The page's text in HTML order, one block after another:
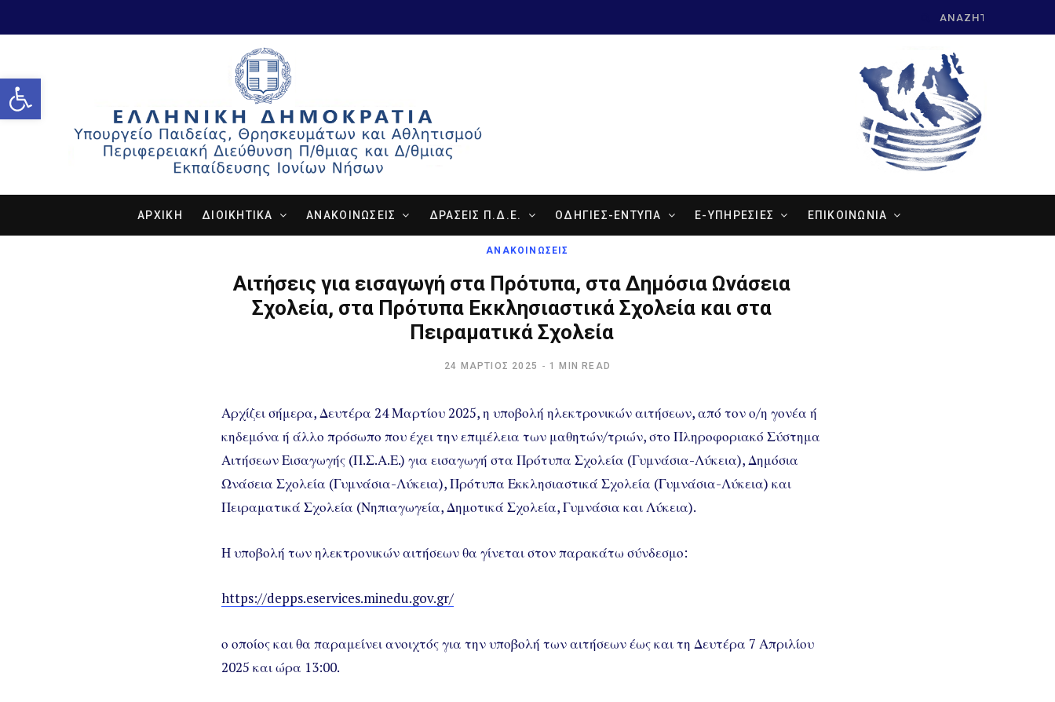
Open toolbar
Search
ΑΡΧΙΚΗ ΔΙΟΙΚΗΤΙΚΑ ΑΝΑΚΟΙΝΩΣΕΙΣ ΔΡΑΣΕΙΣ Π.Δ.Ε. ΟΔΗΓΙΕΣ-ΕΝΤΥΠΑ E-ΥΠΗΡΕΣΙΕΣ ΕΠΙΚΟΙΝΩΝΙΑ
ΑΝΑΚΟΙΝΩΣΕΙΣ
Αιτήσεις για εισαγωγή στα Πρότυπα, στα Δημόσια Ωνάσεια
Σχολεία, στα Πρότυπα Εκκλησιαστικά Σχολεία και στα
Πειραματικά Σχολεία
24 ΜΆΡΤΙΟΣ 2025 1 MIN READ
Αρχίζει σήμερα, Δευτέρα 24 Μαρτίου 2025, η υποβολή ηλεκτρονικών αιτήσεων, από τον ο/η γονέα ή
κηδεμόνα ή άλλο πρόσωπο που έχει την επιμέλεια των μαθητών/τριών, στο Πληροφοριακό Σύστημα
Αιτήσεων Εισαγωγής (Π.Σ.Α.Ε.) για εισαγωγή στα Πρότυπα Σχολεία (Γυμνάσια-Λύκεια), Δημόσια
Ωνάσεια Σχολεία (Γυμνάσια-Λύκεια), Πρότυπα Εκκλησιαστικά Σχολεία (Γυμνάσια-Λύκεια) και
Πειραματικά Σχολεία (Νηπιαγωγεία, Δημοτικά Σχολεία, Γυμνάσια και Λύκεια).
Η υποβολή των ηλεκτρονικών αιτήσεων θα γίνεται στον παρακάτω σύνδεσμο:
https://depps.eservices.minedu.gov.gr/
ο οποίος και θα παραμείνει ανοιχτός για την υποβολή των αιτήσεων έως και τη Δευτέρα 7 Απριλίου
2025 και ώρα 13:00.